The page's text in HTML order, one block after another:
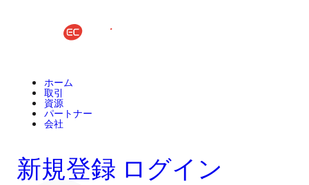
ホーム
取引
資源
パートナー
会社
新規登録 ログイン